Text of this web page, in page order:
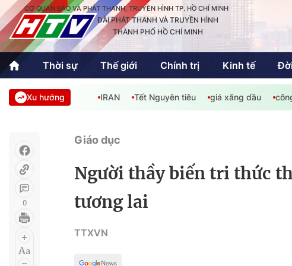
CƠ QUAN BÁO VÀ PHÁT THANH, TRUYỀN HÌNH TP. HỒ CHÍ MINH
ĐÀI PHÁT THANH VÀ TRUYỀN HÌNH
THÀNH PHỐ HỒ CHÍ MINH
Thời sự Thế giới Chính trị Kinh tế
Thời sự
Thể thao
Quốc tế
Văn hóa - Giải
An Sinh
Xu hướng IRAN Tết Nguyên tiêu giá xăng dầu
0
Giáo dục
Người thầy biến tri thức
tương lai
TTXVN